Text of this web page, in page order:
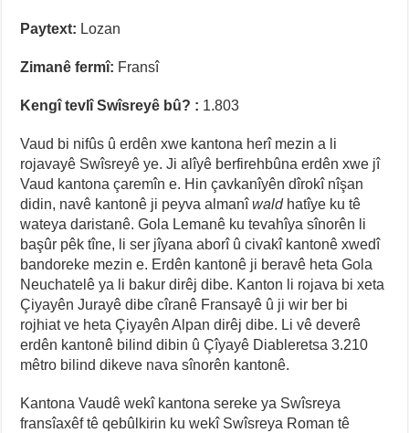
Paytext: Lozan
Zimanê fermî: Fransî
Kengî tevlî Swîsreyê bû? : 1.803
Vaud bi nifûs û erdên xwe kantona herî mezin a li
rojavayê Swîsreyê ye. Ji alîyê berfirehbûna erdên xwe jî
Vaud kantona çaremîn e. Hin çavkanîyên dîrokî nîşan
didin, navê kantonê ji peyva almanîwaldhatîye ku tê
wateya daristanê. Gola Lemanê ku tevahîya sînorên li
başûr pêk tîne, li ser jîyana aborî û civakî kantonê xwedî
bandoreke mezin e. Erdên kantonê ji beravê heta Gola
Neuchatelê ya li bakur dirêj dibe. Kanton li rojava bi xeta
Çiyayên Jurayê dibe cîranê Fransayê û ji wir ber bi
rojhiat ve heta Çiyayên Alpan dirêj dibe. Li vê deverê
erdên kantonê bilind dibin û Çîyayê Diableretsa 3.210
mêtro bilind dikeve nava sînorên kantonê.
Kantona Vaudê wekî kantona sereke ya Swîsreya
fransîaxêf tê qebûlkirin ku wekî Swîsreya Roman tê